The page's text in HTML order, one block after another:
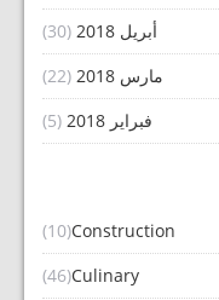
أبريل 2018
(30)
مارس 2018
(22)
فبراير 2018
(5)
Construction
(10)
Culinary
(46)